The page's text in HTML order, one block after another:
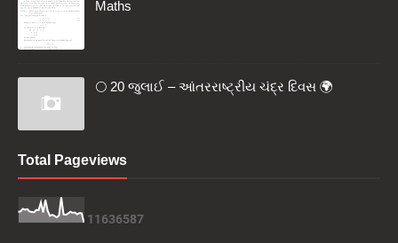
Maths
🌕 20 જુલાઈ – આંતરરાષ્ટ્રીય ચંદ્ર દિવસ 🌍
Total Pageviews
11636587